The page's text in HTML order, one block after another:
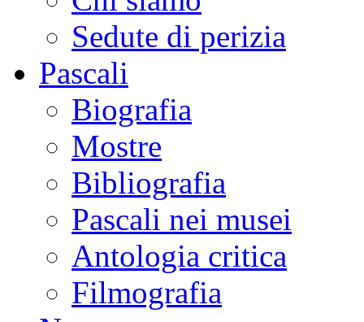
Sedute di perizia
Pascali
Biografia
Mostre
Bibliografia
Pascali nei musei
Antologia critica
Filmografia